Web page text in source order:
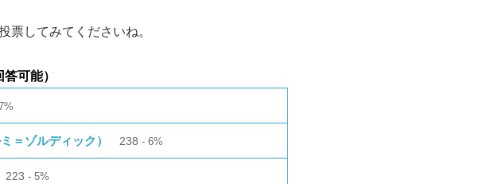
票してみてくださいね。
可能）
＝ゾルディック） 238 6%
223 5%